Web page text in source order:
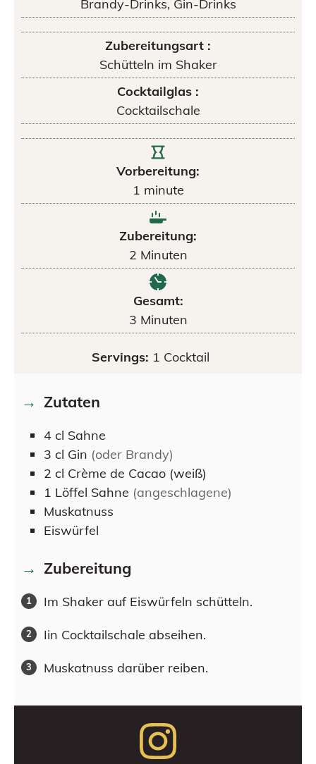
Brandy-Drinks, Gin-Drinks
Zubereitungsart :
Schütteln im Shaker
Cocktailglas :
Cocktailschale
Vorbereitung:
1 minute
Zubereitung:
2 Minuten
Gesamt:
3 Minuten
Servings: 1 Cocktail
Zutaten
4 cl Sahne
3 cl Gin (oder Brandy)
2 cl Crème de Cacao (weiß)
1 Löffel Sahne (angeschlagene)
Muskatnuss
Eiswürfel
Zubereitung
Im Shaker auf Eiswürfeln schütteln.
Iin Cocktailschale abseihen.
Muskatnuss darüber reiben.